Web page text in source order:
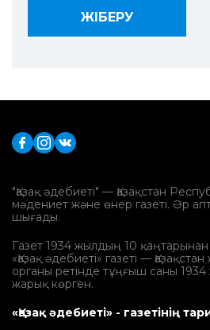
"Қазақ әдебиеті" — Қазақстан
мәдениет және өнер газеті. Әр
шығады.
Газет 1934 жылдың 10
«Қазақ әдебиеті» газеті —
органы ретінде тұңғыш саны
жарық көрген.
«Қазақ әдебиеті» - газетінің